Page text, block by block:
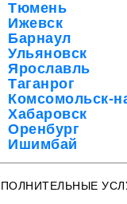
Тюмень
Ижевск
Барнаул
Ульяновск
Ярославль
Таганрог
Комсомольск-
Хабаровск
Оренбург
Ишимбай
Мелеуз
Салават